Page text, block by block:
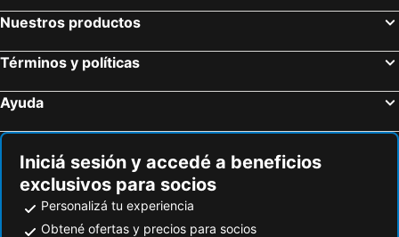
Nuestros productos
Términos y políticas
Ayuda
Iniciá sesión y accedé a beneficios
exclusivos para socios
Personalizá tu experiencia
Obtené ofertas y precios para socios